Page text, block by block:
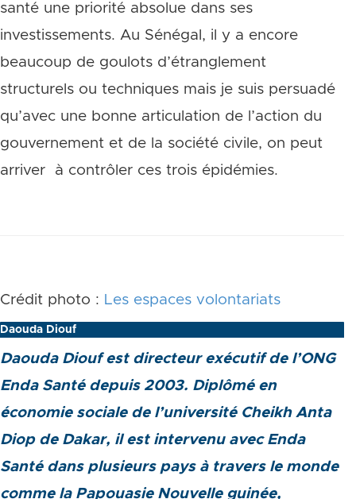
santé une priorité absolue dans ses
investissements. Au Sénégal, il y a encore
beaucoup de goulots d’étranglement
structurels ou techniques mais je suis persuadé
qu’avec une bonne articulation de l’action du
gouvernement et de la société civile, on peut
arriver à contrôler ces trois épidémies.
Crédit photo : Les espaces volontariats
Daouda Diouf
Daouda Diouf est directeur exécutif de l’ONG
Enda Santé depuis 2003. Diplômé en
économie sociale de l’université Cheikh Anta
Diop de Dakar, il est intervenu avec Enda
Santé dans plusieurs pays à travers le monde
comme la Papouasie Nouvelle guinée,